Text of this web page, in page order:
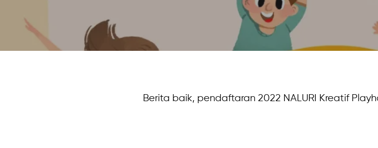
Berita baik, pendaftaran 2022 NALURI Kreatif